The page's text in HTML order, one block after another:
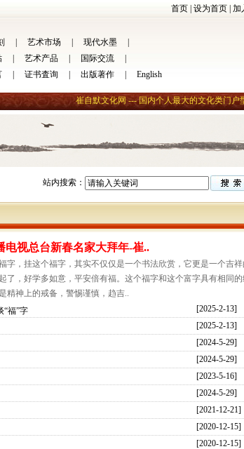
首页 设为首页 加
艺术市场 现代水墨
艺术产品 国际交流
证书査询 出版著作 English
崔自默文化网 --- 国内个人最大的文化类门户
站内搜索：
电视总台新春名家大拜年-崔..
字，挂这个福字，其实不仅仅是一个书法欣赏，它更是一个吉
了，好学多如意，平安倍有福。这个福字和这个富字具有相同
精神上的戒备，警惕谨慎，趋吉..
“福”字
[2025-2-13]
[2025-2-13]
[2024-5-29]
[2024-5-29]
[2023-5-16]
[2024-5-29]
[2021-12-21]
[2020-12-15]
[2020-12-15]